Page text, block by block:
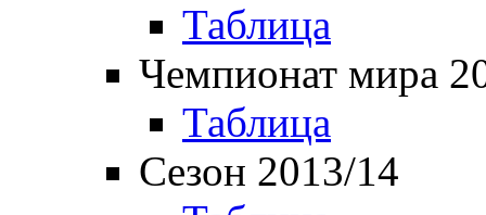
Таблица
Чемпионат мира
Таблица
Сезон 2013/14